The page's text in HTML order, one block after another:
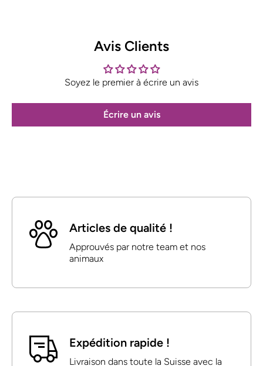
Avis Clients
Soyez le premier à écrire un avis
Écrire un avis
Articles de qualité !
Approuvés par notre team et nos
animaux
Expédition rapide !
Livraison dans toute la Suisse avec la